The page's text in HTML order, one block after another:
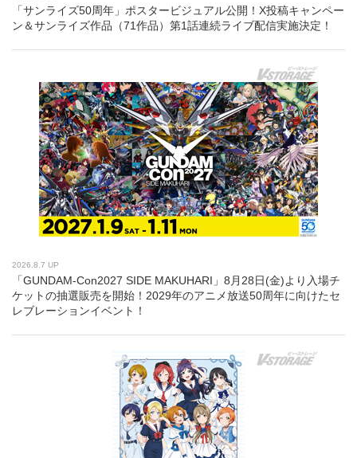
「サンライズ50周年」ポスタービジュアル公開！X投稿キャンペー
ン＆サンライズ作品（71作品）第1話連続ライブ配信実施決定！
2026.8.7 UP
「GUNDAM-Con2027 SIDE MAKUHARI」8月28日(金)より入場チ
ケットの抽選販売を開始！2029年のアニメ放送50周年に向けたセ
レブレーションイベント！